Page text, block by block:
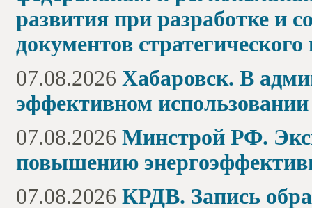
развития при разработке и
документов
07.08.2026 Хабаровск. В
эффективном использовании
07.08.2026 Минстрой РФ.
повышению
07.08.2026 КРДВ. Запись